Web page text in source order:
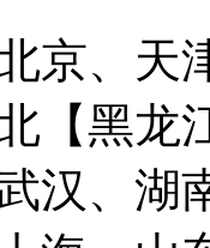
京、天
【黑龙
武汉、